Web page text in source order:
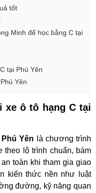
tốt
Minh để học bằng C tại
tại Phú Yên
Yên
xe ô tô hạng C tại
Yên là chương trình
theo lộ trình chuẩn, bám
toàn khi tham gia giao
kiến thức nền như luật
đường, kỹ năng quan